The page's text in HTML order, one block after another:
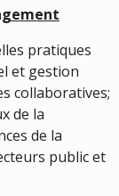
pratiques
et gestion
collaboratives;
de la
de la
public et